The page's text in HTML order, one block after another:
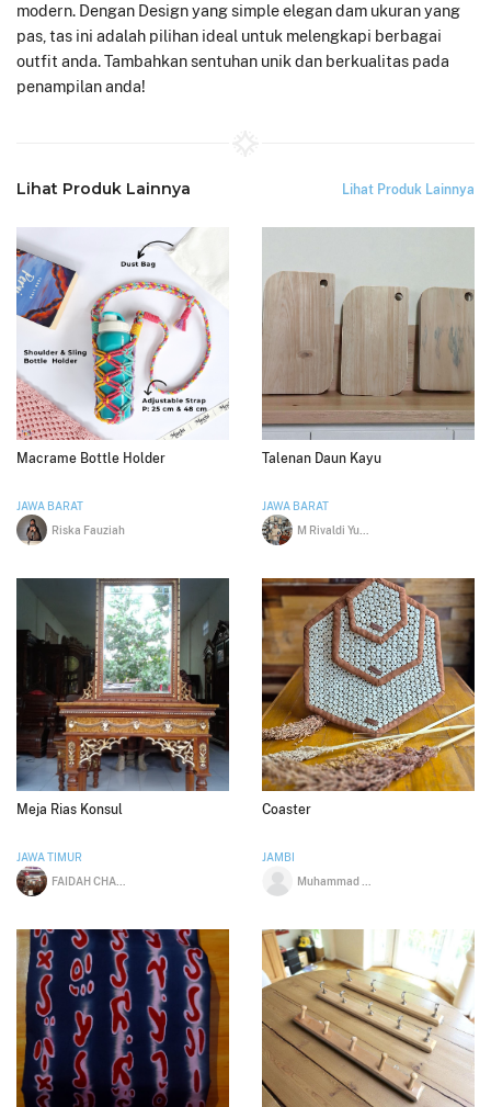
modern. Dengan Design yang simple elegan dam ukuran yang
pas, tas ini adalah pilihan ideal untuk melengkapi berbagai
outfit anda. Tambahkan sentuhan unik dan berkualitas pada
penampilan anda!
Lihat Produk Lainnya Lihat Produk Lainnya
Macrame Bottle Holder
JAWA BARAT
Riska Fauziah
Talenan Daun Kayu
JAWA BARAT
Meja Rias Konsul
JAWA TIMUR
Coaster
JAMBI